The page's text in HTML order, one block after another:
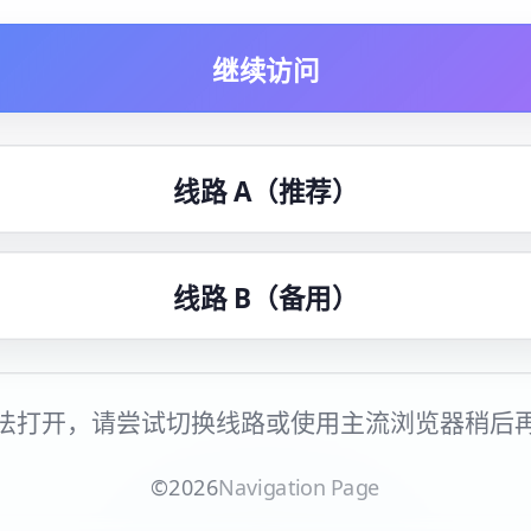
继续访问
线路 A（推荐）
线路 B（备用）
打开，请尝试切换线路或使用主流浏览器稍后
©2026Navigation Page